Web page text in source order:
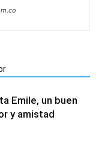
Emile, un buen
y amistad